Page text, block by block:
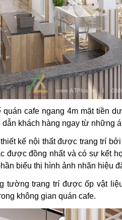
quán cafe ngang 4m mặt tiền
dẫn khách hàng ngay từ những
kế nội thất được trang trí
được đồng nhất và có sự kết
biểu thị hình ảnh nhãn hiệu
tường trang trí được ốp vật
không gian quán cafe.